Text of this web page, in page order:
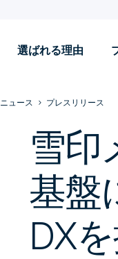
選ばれる理由
ニュース プレスリリース
雪印
基盤
DX